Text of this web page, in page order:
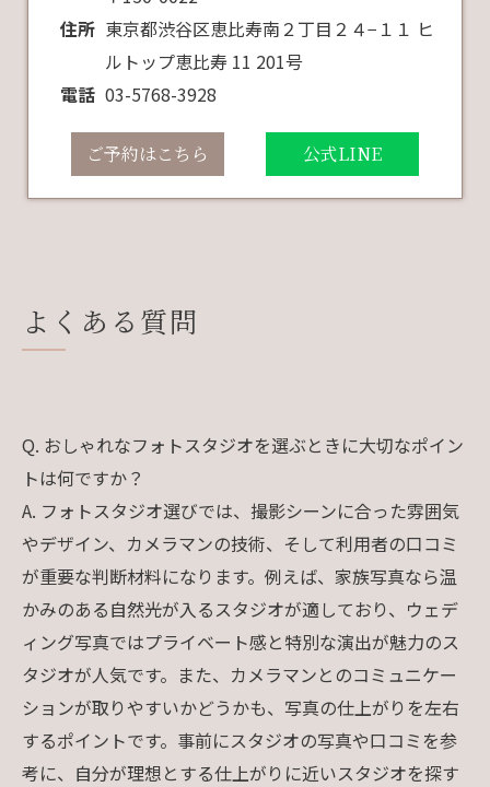
住所 東京都渋谷区恵比寿南２丁目２４−１１ ヒ
ルトップ恵比寿 11 201号
電話 03-5768-3928
ご予約はこちら 公式LINE
よくある質問
Q. おしゃれなフォトスタジオを選ぶときに大切なポイン
トは何ですか？
A. フォトスタジオ選びでは、撮影シーンに合った雰囲気
やデザイン、カメラマンの技術、そして利用者の口コミ
が重要な判断材料になります。例えば、家族写真なら温
かみのある自然光が入るスタジオが適しており、ウェデ
ィング写真ではプライベート感と特別な演出が魅力のス
タジオが人気です。また、カメラマンとのコミュニケー
ションが取りやすいかどうかも、写真の仕上がりを左右
するポイントです。事前にスタジオの写真や口コミを参
考に、自分が理想とする仕上がりに近いスタジオを探す